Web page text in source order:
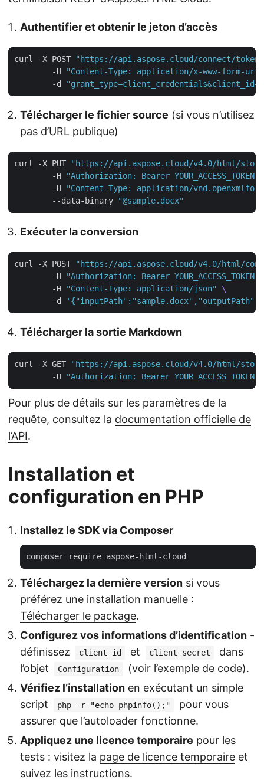
Authentifier et obtenir le jeton d’accès
curl -X POST
"https://api.aspose.cloud/connect/token"
        -H
"Content-Type: application/x-www-form-
        -d
Télécharger le fichier source (si vous n’utilisez
pas d’URL publique)
curl -X PUT
"https://api.aspose.cloud/v4.0/html/
        -H
"Authorization: Bearer YOUR_ACCESS_TOKEN"
        -H
"Content-Type: application/
        --data-binary
"@sample.docx"
Exécuter la conversion
curl -X POST
"https://api.aspose.cloud/v4.0/html/
        -H
"Authorization: Bearer YOUR_ACCESS_TOKEN"
        -H
"Content-Type: application/json"
        -d
Télécharger la sortie Markdown
curl -X GET
"https://api.aspose.cloud/v4.0/html/
        -H
"Authorization: Bearer YOUR_ACCESS_TOKEN"
Pour plus de détails sur les paramètres de la
requête, consultez la documentation officielle de
l’API.
Installation et
configuration en PHP
Installez le SDK via Composer
Téléchargez la dernière version si vous
préférez une installation manuelle :
Télécharger le package.
Configurez vos informations d’identification -
définissez
client_id et client_secret
dans
l’objet
Configuration
(voir l’exemple de code).
Vérifiez l’installation en exécutant un simple
script
php -r "echo phpinfo();"
pour vous
assurer que l’autoloader fonctionne.
Appliquez une licence temporaire pour les
tests : visitez la page de licence temporaire et
suivez les instructions.